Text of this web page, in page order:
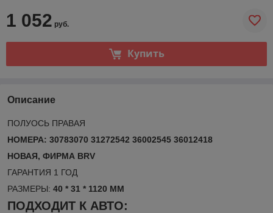
1 052 руб.
Купить
Описание
ПОЛУОСЬ ПРАВАЯ
НОМЕРА: 30783070 31272542 36002545 36012418
НОВАЯ, ФИРМА BRV
ГАРАНТИЯ 1 ГОД
РАЗМЕРЫ: 40 * 31 * 1120 ММ
ПОДХОДИТ К АВТО: